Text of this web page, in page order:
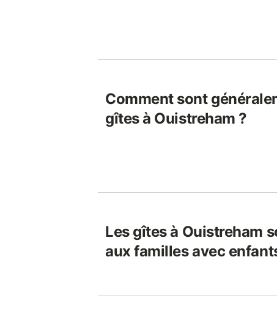
Comment sont
gîtes à Ouistreham ?
Les gîtes à Ouistreham
aux familles avec